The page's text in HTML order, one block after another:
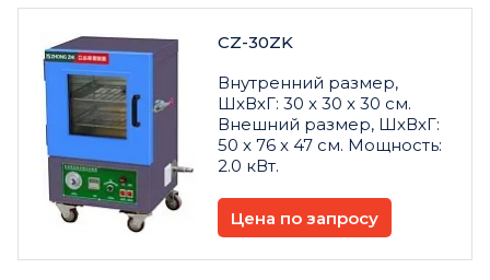
CZ-30ZK
Внутренний размер,
ШxВxГ: 30 x 30 x 30 см.
Внешний размер, ШxВxГ:
50 x 76 x 47 см. Мощность:
2.0 кВт.
Цена по запросу